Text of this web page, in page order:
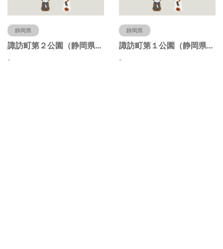
静岡県
諏訪町第２公園（静岡県静岡市）
-
静岡県
諏訪町第１公園（静岡県静岡市）
-